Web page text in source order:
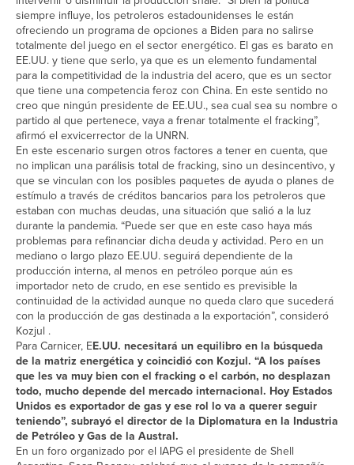
siempre influye, los petroleros estadounidenses le están
ofreciendo un programa de opciones a Biden para no salirse
totalmente del juego en el sector energético. El gas es barato en
EE.UU. y tiene que serlo, ya que es un elemento fundamental
para la competitividad de la industria del acero, que es un sector
que tiene una competencia feroz con China. En este sentido no
creo que ningún presidente de EE.UU., sea cual sea su nombre o
partido al que pertenece, vaya a frenar totalmente el fracking”,
afirmó el exvicerrector de la UNRN.
En este escenario surgen otros factores a tener en cuenta, que
no implican una parálisis total de fracking, sino un desincentivo, y
que se vinculan con los posibles paquetes de ayuda o planes de
estímulo a través de créditos bancarios para los petroleros que
estaban con muchas deudas, una situación que salió a la luz
durante la pandemia. “Puede ser que en este caso haya más
problemas para refinanciar dicha deuda y actividad. Pero en un
mediano o largo plazo EE.UU. seguirá dependiente de la
producción interna, al menos en petróleo porque aún es
importador neto de crudo, en ese sentido es previsible la
continuidad de la actividad aunque no queda claro que sucederá
con la producción de gas destinada a la exportación”, consideró
Kozjul .
Para Carnicer, EE.UU. necesitará un equilibro en la búsqueda
de la matriz energética y coincidió con Kozjul. “A los países
que les va muy bien con el fracking o el carbón, no desplazan
todo, mucho depende del mercado internacional. Hoy Estados
Unidos es exportador de gas y ese rol lo va a querer seguir
teniendo”, subrayó el director de la Diplomatura en la Industria
de Petróleo y Gas de la Austral.
En un foro organizado por el IAPG el presidente de Shell